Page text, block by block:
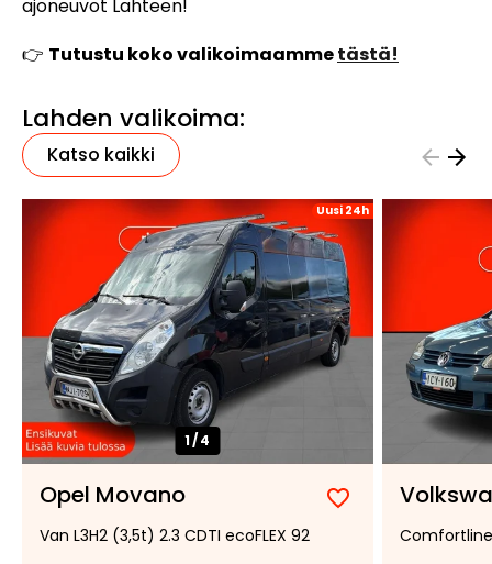
ajoneuvot Lahteen!
👉 Tutustu koko valikoimaammetästä!
Lahden valikoima:
Katso kaikki
Uusi 24h
1/4
Opel Movano
Lisää
suosikiksi
Poista
suosikeista
Van L3H2 (3,5t) 2.3 CDTI ecoFLEX 92
Comfortline